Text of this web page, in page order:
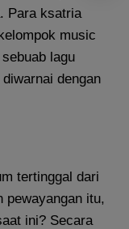
Para ksatria
music
lagu
diwarnai dengan
tertinggal dari
pewayangan itu,
ini? Secara